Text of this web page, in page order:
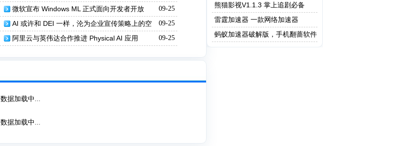
09-25
微软宣布 Windows ML 正式面向开发者开放
09-25
AI 或许和 DEI 一样，沦为企业宣传策略上的空
头支票
09-25
阿里云与英伟达合作推进 Physical AI 应用
数据加载中...
数据加载中...
用
熊猫影视V1.1.3 掌上追剧必备
雷霆加速器 一款网络加速器
蚂蚁加速器破解版，手机翻蔷软件